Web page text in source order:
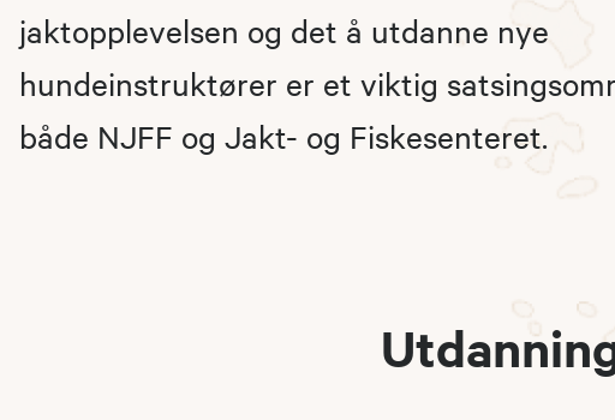
jaktopplevelsen og det å utdanne nye
hundeinstruktører er et viktig
både NJFF og Jakt- og Fiskesenteret.